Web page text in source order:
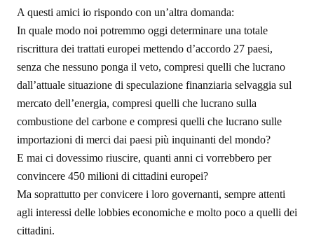
A questi amici io rispondo con un’altra domanda:
In quale modo noi potremmo oggi determinare una totale
riscrittura dei trattati europei mettendo d’accordo 27 paesi,
senza che nessuno ponga il veto, compresi quelli che lucrano
dall’attuale situazione di speculazione finanziaria selvaggia sul
mercato dell’energia, compresi quelli che lucrano sulla
combustione del carbone e compresi quelli che lucrano sulle
importazioni di merci dai paesi più inquinanti del mondo?
E mai ci dovessimo riuscire, quanti anni ci vorrebbero per
convincere 450 milioni di cittadini europei?
Ma soprattutto per convicere i loro governanti, sempre attenti
agli interessi delle lobbies economiche e molto poco a quelli dei
cittadini.